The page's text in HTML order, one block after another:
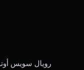
رويال سويس